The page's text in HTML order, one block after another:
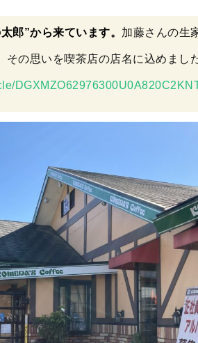
郎”から来ています。 加藤さんの生
の思いを喫茶店の店名に込めました